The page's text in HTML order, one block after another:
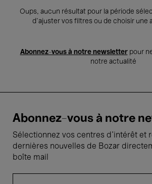
Oups, aucun résultat pour la période
d’ajuster vos filtres ou de choisir une
Abonnez-vous à notre newsletterpour
notre actualité
Abonnez-vous à notre
Sélectionnez vos centres d'intérêt et
dernières nouvelles de Bozar
boîte mail